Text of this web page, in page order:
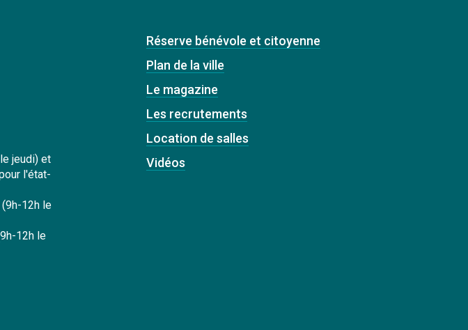
jeudi) et
l'état-
12h le
12h le
Réserve bénévole et citoyenne
Plan de la ville
Le magazine
Les recrutements
Location de salles
Vidéos